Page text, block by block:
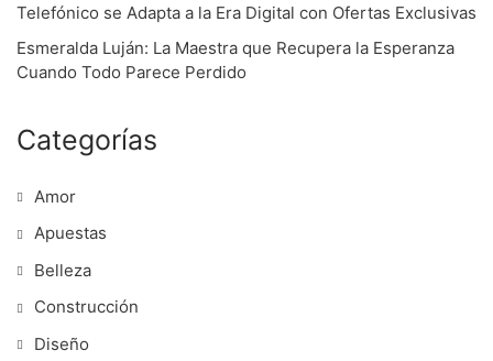
Telefónico se Adapta a la Era Digital con Ofertas Exclusivas
Esmeralda Luján: La Maestra que Recupera la Esperanza
Cuando Todo Parece Perdido
Categorías
Amor
Apuestas
Belleza
Construcción
Diseño